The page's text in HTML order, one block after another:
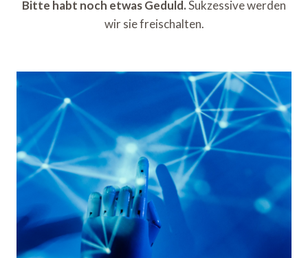
Bitte habt noch etwas Geduld.Sukzessive werden
wir sie freischalten.